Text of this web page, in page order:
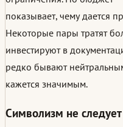
показывает, чему дается
Некоторые пары тратят
инвестируют в
редко бывают
кажется значимым.
Символизм не